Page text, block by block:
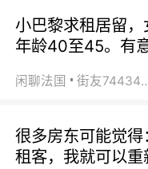
小巴黎求租居留
年龄40至45。有
闲聊法国 街友
很多房东可能觉
租客，我就可以